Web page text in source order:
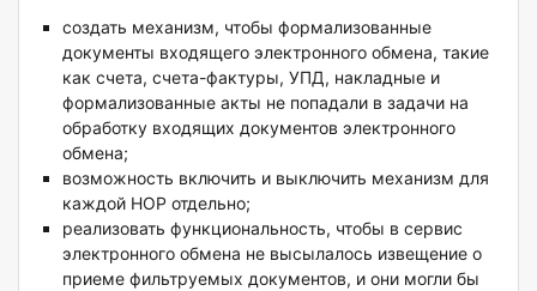
создать механизм, чтобы формализованные
документы входящего электронного обмена, такие
как счета, счета-фактуры, УПД, накладные и
формализованные акты не попадали в задачи на
обработку входящих документов электронного
обмена;
возможность включить и выключить механизм для
каждой НОР отдельно;
реализовать функциональность, чтобы в сервис
электронного обмена не высылалось извещение о
приеме фильтруемых документов, и они могли бы